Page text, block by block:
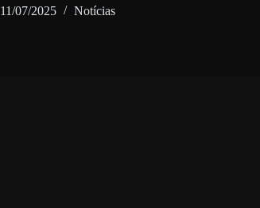
11/07/2025 Notícias